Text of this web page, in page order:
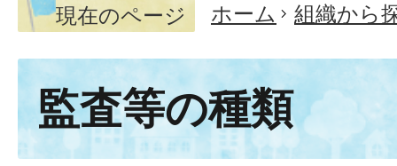
現在のページ ホーム 組織から
監査等の種類